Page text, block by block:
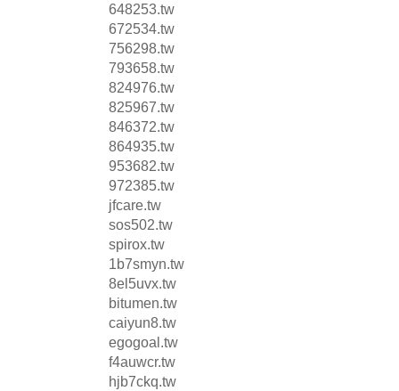
648253.tw
672534.tw
756298.tw
793658.tw
824976.tw
825967.tw
846372.tw
864935.tw
953682.tw
972385.tw
jfcare.tw
sos502.tw
spirox.tw
1b7smyn.tw
8el5uvx.tw
bitumen.tw
caiyun8.tw
egogoal.tw
f4auwcr.tw
hjb7ckq.tw